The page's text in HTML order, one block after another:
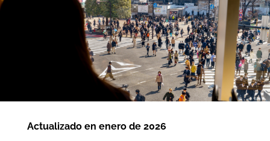
Actualizado en enero de 2026